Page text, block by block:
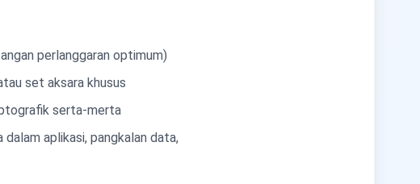
perlanggaran optimum)
set aksara khusus
serta-merta
aplikasi, pangkalan data,